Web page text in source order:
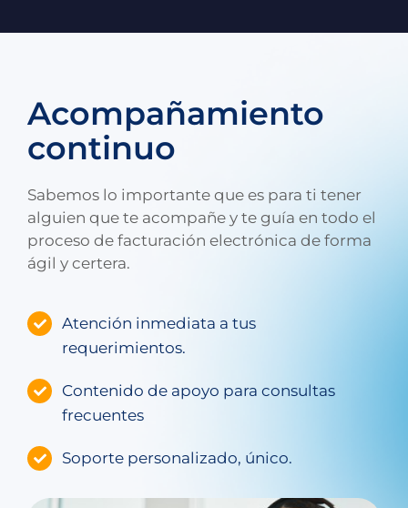
Acompañamiento
continuo
Sabemos lo importante que es para ti tener
alguien que te acompañe y te guía en todo el
proceso de facturación electrónica de forma
ágil y certera.
Atención inmediata a tus
requerimientos.
Contenido de apoyo para consultas
frecuentes
Soporte personalizado, único.